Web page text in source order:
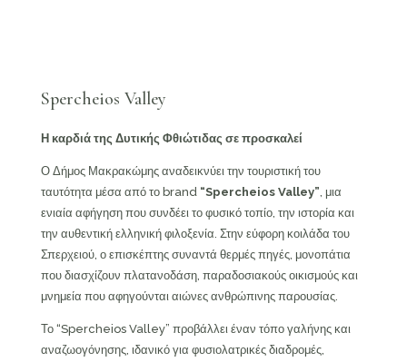
Spercheios Valley
Η καρδιά της Δυτικής Φθιώτιδας σε προσκαλεί
Ο Δήμος Μακρακώμης αναδεικνύει την τουριστική του
ταυτότητα μέσα από το brand “Spercheios Valley” , μια
ενιαία αφήγηση που συνδέει το φυσικό τοπίο, την ιστορία και
την αυθεντική ελληνική φιλοξενία. Στην εύφορη κοιλάδα του
Σπερχειού, ο επισκέπτης συναντά θερμές πηγές, μονοπάτια
που διασχίζουν πλατανοδάση, παραδοσιακούς οικισμούς και
μνημεία που αφηγούνται αιώνες ανθρώπινης παρουσίας.
Το “Spercheios Valley” προβάλλει έναν τόπο γαλήνης και
αναζωογόνησης, ιδανικό για φυσιολατρικές διαδρομές,